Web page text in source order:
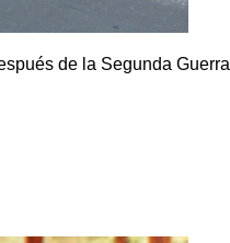
de la Segunda Guerra